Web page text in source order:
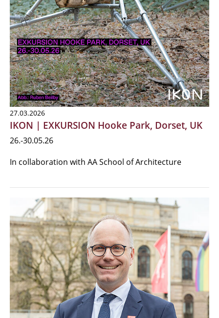
27.03.2026
IKON | EXKURSION Hooke Park, Dorset, UK
26.-30.05.26
In collaboration with AA School of Architecture